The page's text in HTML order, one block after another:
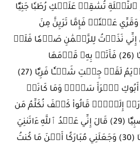
تُسَٰقِطۡ عَلَيۡكِ رُطَبٗا جَنِيّٗا
وَقَرِّي عَيۡنٗاۖ فَإِمَّا تَرَيِنَّ مِنَ
إِنِّي نَذَرۡتُ لِلرَّحۡمَٰنِ صَوۡمٗا فَلَنۡ
أُكَلِّمَ ٱلۡيَوۡمَ إِنسِيّٗا (26) فَأَتَتۡ بِهِۦ قَوۡمَهَا
تَحۡمِلُهُۥۖ قَالُواْ يَٰمَرۡيَمُ لَقَدۡ جِئۡتِ شَيۡـٔٗا فَرِيّٗا (27)
أَبُوكِ ٱمۡرَأَ سَوۡءٖ وَمَا كَانَتۡ
(28) فَأَشَارَتۡ إِلَيۡهِۖ قَالُواْ كَيۡفَ نُكَلِّمُ مَن
كَانَ فِي ٱلۡمَهۡدِ صَبِيّٗا (29) قَالَ إِنِّي عَبۡدُ ٱللَّهِ ءَاتَىٰنِيَ
ٱلۡكِتَٰبَ وَجَعَلَنِي نَبِيّٗا (30) وَجَعَلَنِي مُبَارَكًا أَيۡنَ مَا كُنتُ